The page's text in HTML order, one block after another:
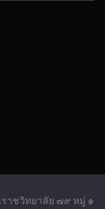
าชวิทยาลัย ๗๙ หมู่ ๑